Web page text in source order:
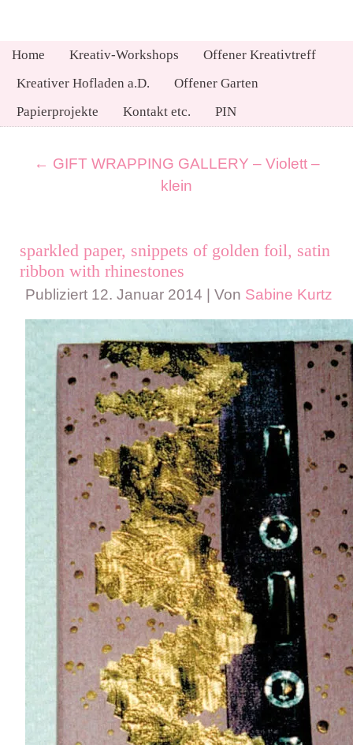
Home Kreativ-Workshops
Offener Kreativtreff
Kreativer Hofladen a.D.
Offener Garten
Papierprojekte
Kontakt etc. PIN
← GIFT WRAPPING GALLERY – Violett –
klein
sparkled paper, snippets of golden foil, satin
ribbon with rhinestones
Publiziert 12. Januar 2014 Von Sabine Kurtz